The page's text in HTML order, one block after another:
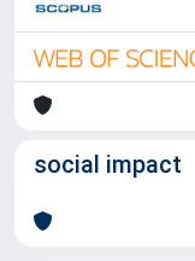
social impact